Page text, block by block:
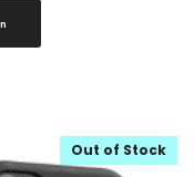
€85.00.
Out of Stock